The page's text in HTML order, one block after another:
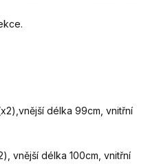
délka 99cm, vnitřní
vnější délka 100cm, vnitřní